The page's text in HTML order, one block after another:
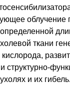
облучение
ткани
структурно-
и их гибель.